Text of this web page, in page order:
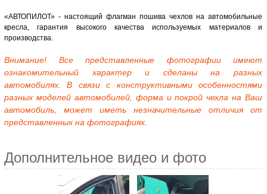
«АВТОПИЛОТ» - настоящий флагман пошива чехлов на автомобильные
кресла, гарантия высокого качества используемых материалов и
производства.
Внимание! Все представленные фотографии имеют
ознакомительный характер и сделаны на разных
автомобилях. В связи с конструктивными особенностями
разных моделей автомобилей, форма и покрой чехла на Ваш
автомобиль, может иметь незначительные отличия от
представленных на фотографиях.
Дополнительное видео и фото